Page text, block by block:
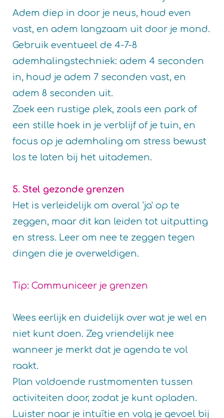
Adem diep in door je neus, houd even
vast, en adem langzaam uit door je mond.
Gebruik eventueel de 4-7-8
ademhalingstechniek: adem 4 seconden
in, houd je adem 7 seconden vast, en
adem 8 seconden uit.
Zoek een rustige plek, zoals een park of
een stille hoek in je verblijf of je tuin, en
focus op je ademhaling om stress bewust
los te laten bij het uitademen.
5. Stel gezonde grenzen
Het is verleidelijk om overal 'ja' op te
zeggen, maar dit kan leiden tot uitputting
en stress. Leer om nee te zeggen tegen
dingen die je overweldigen.
Tip: Communiceer je grenzen
Wees eerlijk en duidelijk over wat je wel en
niet kunt doen. Zeg vriendelijk nee
wanneer je merkt dat je agenda te vol
raakt.
Plan voldoende rustmomenten tussen
activiteiten door, zodat je kunt opladen.
Luister naar je intuïtie en volg je gevoel bij